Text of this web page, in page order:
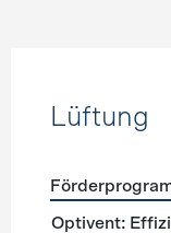
Lüftung
Optivent: